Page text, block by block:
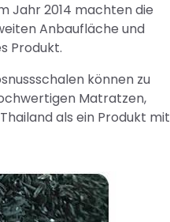
Jahr 2014 machten die
Anbaufläche und
Produkt.
können zu
Matratzen,
als ein Produkt mit